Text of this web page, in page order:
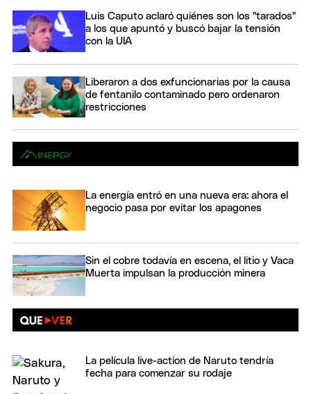
Luis Caputo aclaró quiénes son los "tarados"
a los que apuntó y buscó bajar la tensión
con la UIA
Liberaron a dos exfuncionarias por la causa
de fentanilo contaminado pero ordenaron
restricciones
La energía entró en una nueva era: ahora el
negocio pasa por evitar los apagones
Sin el cobre todavía en escena, el litio y Vaca
Muerta impulsan la producción minera
La película live-action de Naruto tendría
fecha para comenzar su rodaje